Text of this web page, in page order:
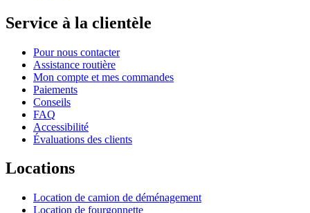
Service à la clientèle
Pour nous contacter
Assistance routière
Mon compte et mes commandes
Paiements
Conseils
FAQ
Accessibilité
Évaluations des clients
Locations
Location de camion de déménagement
Location de fourgonnette